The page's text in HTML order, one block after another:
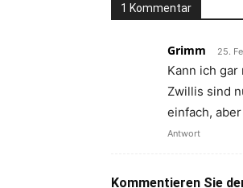
1 Kommentar
Grimm 25.
Kann ich
Zwillis sind
einfach,
Antwort
Kommentieren Sie